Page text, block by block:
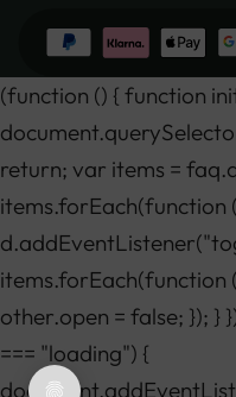
(function () { function
return; var items =
items.forEach(function
items.forEach(function
other.open = false; }); }
=== "loading") {